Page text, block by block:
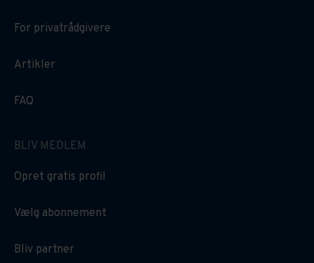
For privatrådgivere
Artikler
FAQ
BLIV MEDLEM
Opret gratis profil
Vælg abonnement
Bliv partner